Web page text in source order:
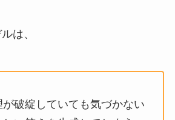
は、
破綻していても気づかない